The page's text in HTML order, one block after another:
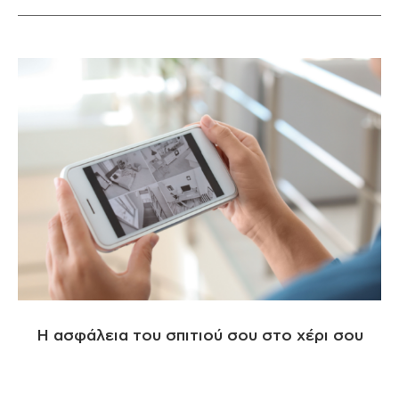
Η ασφάλεια του σπιτιού σου στο χέρι σου